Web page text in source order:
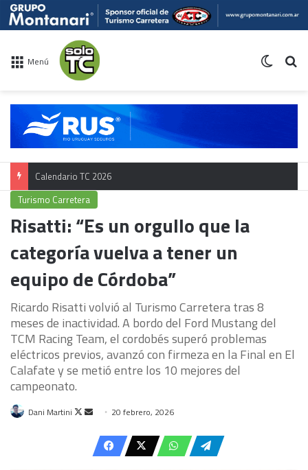
Menú
Calendario TC 2026
Turismo Carretera
Risatti: “Es un orgullo que la
categoría vuelva a tener un
equipo de Córdoba”
Ricardo Risatti volvió al Turismo Carretera tras 8
meses de inactividad. A bordo del Ford Mustang del
TCM Racing Team, el cordobés superó problemas
eléctricos previos, avanzó con firmeza en la Final en El
Calafate y se metió entre los 10 mejores del
campeonato.
Dani Martini
Follow
Send
email
20 febrero, 2026